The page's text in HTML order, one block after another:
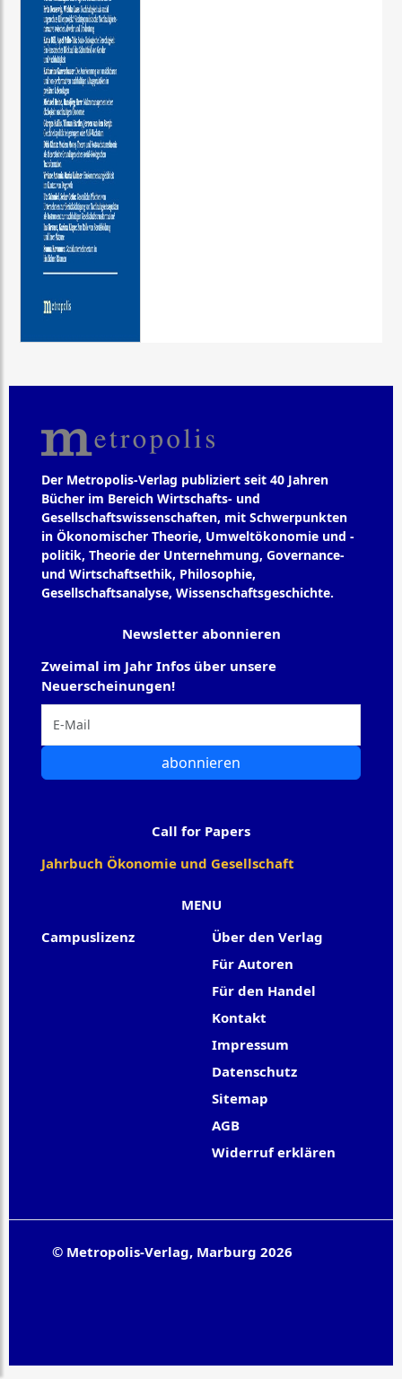
Der Metropolis-Verlag publiziert seit 40 Jahren
Bücher im Bereich Wirtschafts- und
Gesellschaftswissenschaften, mit Schwerpunkten
in Ökonomischer Theorie, Umweltökonomie und -
politik, Theorie der Unternehmung, Governance-
und Wirtschaftsethik, Philosophie,
Gesellschaftsanalyse, Wissenschaftsgeschichte.
MENU
Campuslizenz
Über den Verlag
Für Autoren
Für den Handel
Kontakt
Impressum
Datenschutz
Sitemap
AGB
Widerruf erklären
Newsletter abonnieren
Zweimal im Jahr Infos über unsere
Neuerscheinungen!
abonnieren
Call for Papers
Jahrbuch Ökonomie und Gesellschaft
© Metropolis-Verlag, Marburg 2026